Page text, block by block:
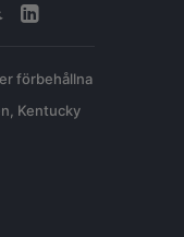
förbehållna